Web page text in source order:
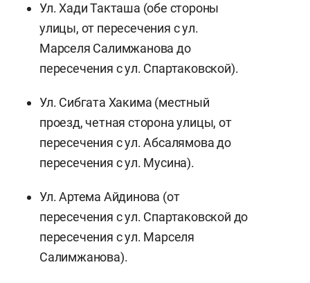
Ул. Хади Такташа (обе стороны
улицы, от пересечения с ул.
Марселя Салимжанова до
пересечения с ул. Спартаковской).
Ул. Сибгата Хакима (местный
проезд, четная сторона улицы, от
пересечения с ул. Абсалямова до
пересечения с ул. Мусина).
Ул. Артема Айдинова (от
пересечения с ул. Спартаковской до
пересечения с ул. Марселя
Салимжанова).